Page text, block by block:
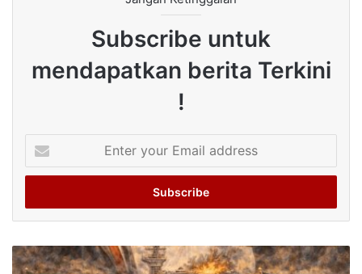
Subscribe untuk
mendapatkan berita Terkini
!
your
Email